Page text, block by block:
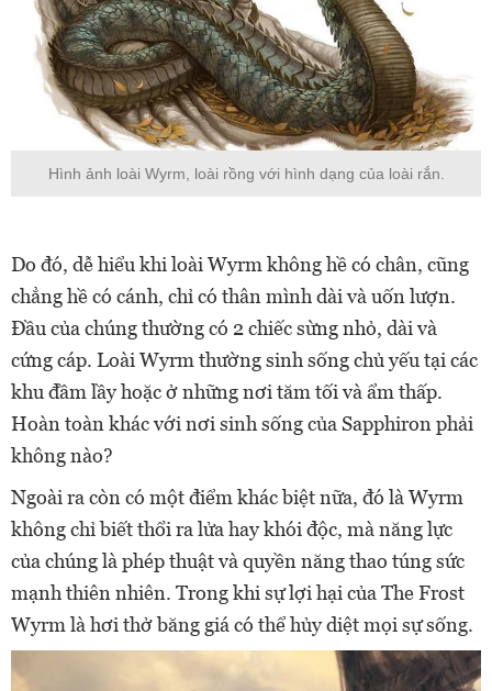
Hình ảnh loài Wyrm, loài rồng với hình dạng của loài rắn.
Do đó, dễ hiểu khi loài Wyrm không hề có chân, cũng
chẳng hề có cánh, chỉ có thân mình dài và uốn lượn.
Đầu của chúng thường có 2 chiếc sừng nhỏ, dài và
cứng cáp. Loài Wyrm thường sinh sống chủ yếu tại các
khu đầm lầy hoặc ở những nơi tăm tối và ẩm thấp.
Hoàn toàn khác với nơi sinh sống của Sapphiron phải
không nào?
Ngoài ra còn có một điểm khác biệt nữa, đó là Wyrm
không chỉ biết thổi ra lửa hay khói độc, mà năng lực
của chúng là phép thuật và quyền năng thao túng sức
mạnh thiên nhiên. Trong khi sự lợi hại của The Frost
Wyrm là hơi thở băng giá có thể hủy diệt mọi sự sống.